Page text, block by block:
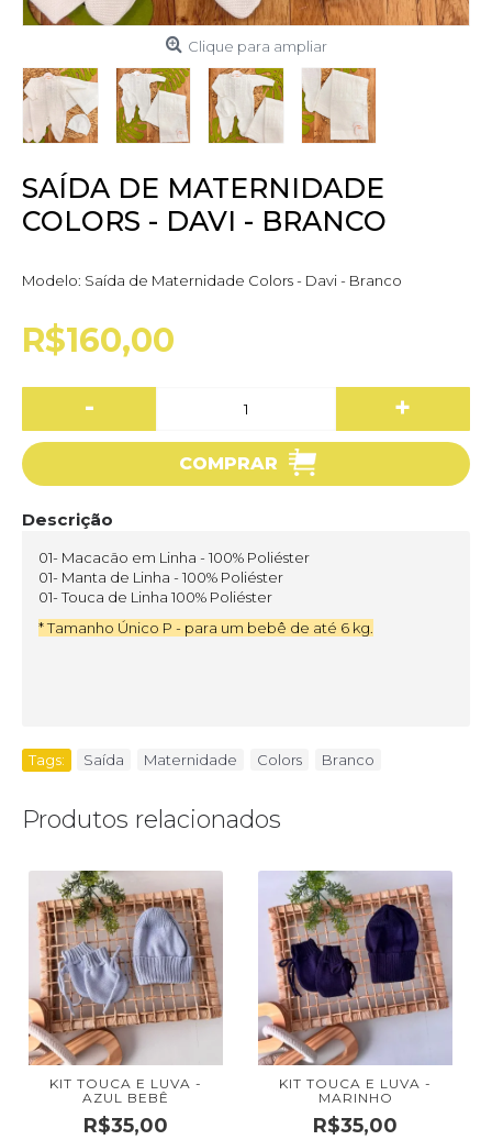
Clique para ampliar
SAÍDA DE MATERNIDADE
COLORS - DAVI - BRANCO
Modelo: Saída de Maternidade Colors - Davi - Branco
R$160,00
- +
COMPRAR
Descrição
01- Macacão em Linha - 100% Poliéster
01- Manta de Linha - 100% Poliéster
01- Touca de Linha 100% Poliéster
* Tamanho Único P - para um bebê de até 6 kg.
Tags: Saída Maternidade Colors Branco
Produtos relacionados
KIT TOUCA E LUVA -
AZUL BEBÊ
R$35,00
KIT TOUCA E LUVA -
MARINHO
R$35,00